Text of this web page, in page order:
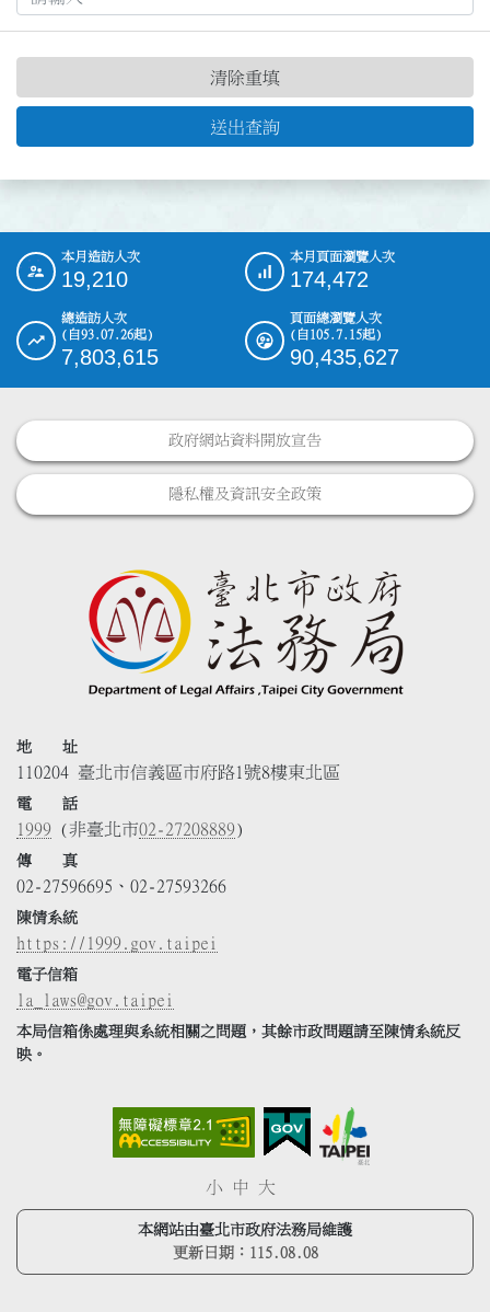
送出查詢
清除重填
::: 本月造訪人次
19,210
本月頁面瀏覽人次
174,472
總造訪人次
(自93.07.26起)
7,803,615
頁面總瀏覽人次
(自105.7.15起)
90,435,627
政府網站資料開放宣告
隱私權及資訊安全政策
地 址
110204 臺北市信義區市府路1號8樓東北區
電 話
1999 (非臺北市02-27208889)
傳 真
02-27596695、02-27593266
陳情系統
https://1999.gov.taipei
電子信箱
la_laws@gov.taipei
本局信箱係處理與系統相關之問題，其餘市政問題請至陳情系統反
映。
小 中 大
本網站由臺北市政府法務局維護
更新日期： 115.08.08